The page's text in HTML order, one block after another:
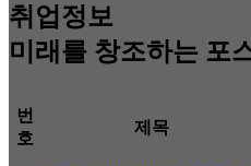
취업정보
미래를 창조하는 포
번
호
제목